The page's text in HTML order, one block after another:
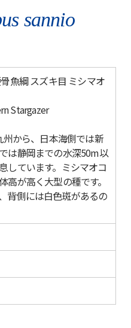
sannio
魚綱 スズキ目 ミシマオ
Stargazer
から、日本海側では新
は静岡までの水深50m以
しています。ミシマオコ
高が高く大型の種です。
背側には白色斑があるの